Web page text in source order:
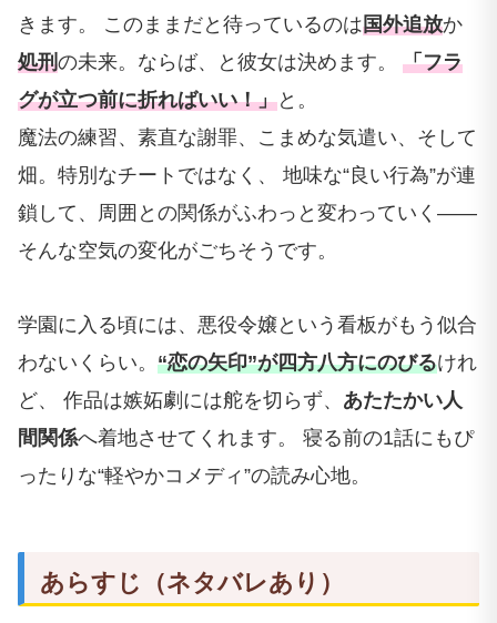
きます。 このままだと待っているのは国外追放か
処刑の未来。ならば、と彼女は決めます。 「フラ
グが立つ前に折ればいい！」と。
魔法の練習、素直な謝罪、こまめな気遣い、そして
畑。特別なチートではなく、 地味な“良い行為”が連
鎖して、周囲との関係がふわっと変わっていく——
そんな空気の変化がごちそうです。
学園に入る頃には、悪役令嬢という看板がもう似合
わないくらい。 “恋の矢印”が四方八方にのびるけれ
ど、 作品は嫉妬劇には舵を切らず、 あたたかい人
間関係へ着地させてくれます。 寝る前の1話にもぴ
ったりな“軽やかコメディ”の読み心地。
あらすじ（ネタバレあり）